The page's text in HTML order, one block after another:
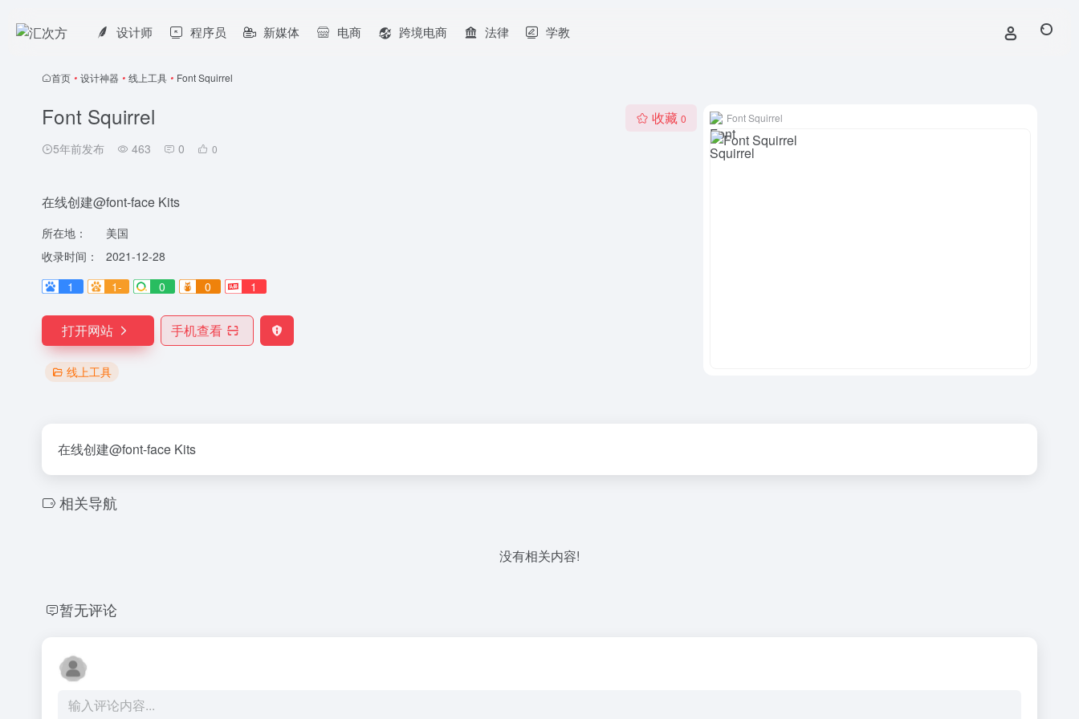
设计师 程序员 新媒体 电商 跨境电商 法律 学教
首页 • 设计神器 • 线上工具 • Font Squirrel
Font Squirrel
5年前发布 463 0 0
收藏 0
在线创建@font-face Kits
所在地：
美国
收录时间：
2021-12-28
1
1- 0 0 1
打开网站 手机查看
线上工具
Font Squirrel
在线创建@font-face Kits
相关导航
没有相关内容!
暂无评论